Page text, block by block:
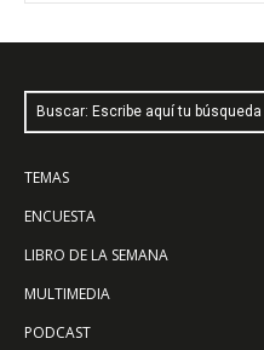
Buscar: Escribe aquí tu búsqueda
TEMAS
ENCUESTA
LIBRO DE LA SEMANA
MULTIMEDIA
PODCAST